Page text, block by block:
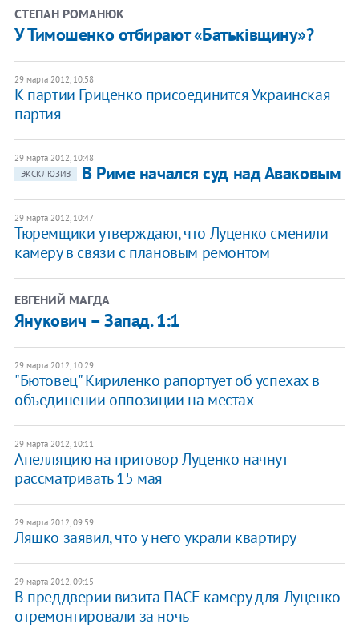
СТЕПАН РОМАНЮК
У Тимошенко отбирают «Батьківщину»?
29 марта 2012, 10:58
К партии Гриценко присоединится Украинская
партия
29 марта 2012, 10:48
ЭКСКЛЮЗИВ
В Риме начался суд над Аваковым
29 марта 2012, 10:47
Тюремщики утверждают, что Луценко сменили
камеру в связи с плановым ремонтом
ЕВГЕНИЙ МАГДА
Янукович – Запад. 1:1
29 марта 2012, 10:29
"Бютовец" Кириленко рапортует об успехах в
объединении оппозиции на местах
29 марта 2012, 10:11
Апелляцию на приговор Луценко начнут
рассматривать 15 мая
29 марта 2012, 09:59
Ляшко заявил, что у него украли квартиру
29 марта 2012, 09:15
В преддверии визита ПАСЕ камеру для Луценко
отремонтировали за ночь